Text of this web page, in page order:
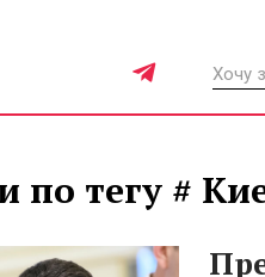
по тегу #